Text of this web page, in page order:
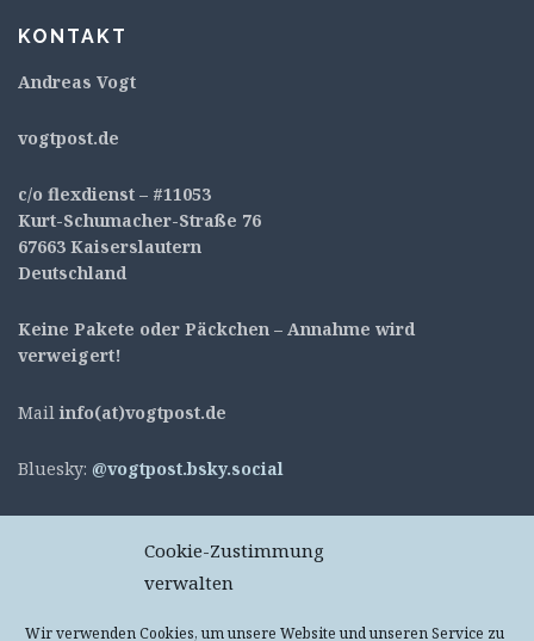
Cookie-Zustimmung
verwalten
Wir verwenden Cookies, um unsere Website und unseren Service zu
KONTAKT
Andreas Vogt
vogtpost.de
c/o flexdienst – #11053
Kurt-Schumacher-Straße 76
67663 Kaiserslautern
Deutschland
Keine Pakete oder Päckchen – Annahme wird
verweigert!
Mail info(at)vogtpost.de
Bluesky: @vogtpost.bsky.social